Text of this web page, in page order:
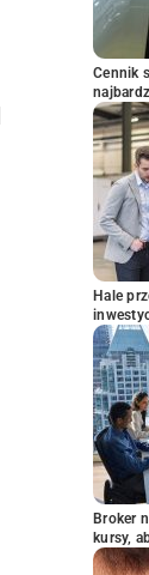
Cennik
Hale
Broker
kursy,